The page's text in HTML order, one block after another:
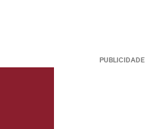
PUBLICIDADE